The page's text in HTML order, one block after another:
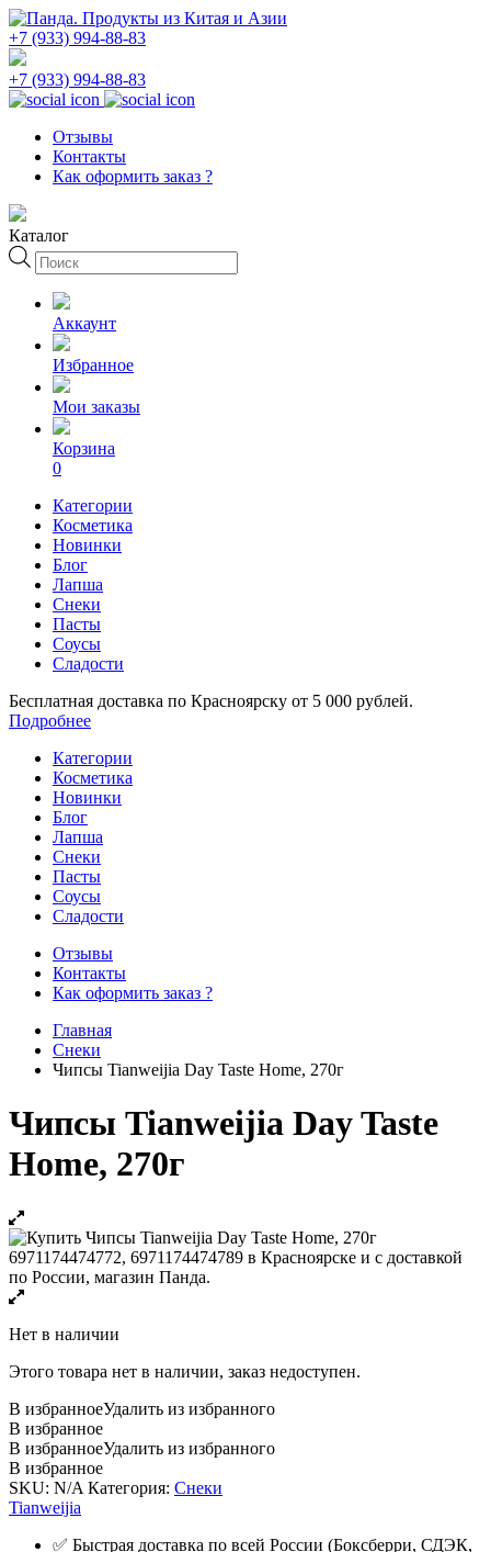
+7 (933) 994-88-83
+7 (933) 994-88-83
Отзывы
Контакты
Как оформить заказ ?
Каталог
Поиск
товаров
Аккаунт
Избранное
Мои заказы
Корзина
0
Категории
Косметика
Новинки
Блог
Лапша
Снеки
Пасты
Соусы
Сладости
Бесплатная доставка по Красноярску от 5 000 рублей.
Подробнее
Категории
Косметика
Новинки
Блог
Лапша
Снеки
Пасты
Соусы
Сладости
Отзывы
Контакты
Как оформить заказ ?
Главная
Снеки
Чипсы Tianweijia Day Taste Home, 270г
Чипсы Tianweijia Day Taste
Home, 270г
Нет в наличии
Этого товара нет в наличии, заказ недоступен.
В избранноеУдалить из избранного
В избранное
В избранноеУдалить из избранного
В избранное
SKU: N/A Категория: Снеки
Tianweijia
✅ Быстрая доставка по всей России (Боксберри, СДЭК,